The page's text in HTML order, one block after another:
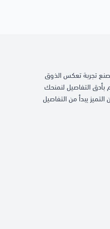
تجربة تعكس الذوق
بأدق التفاصيل لنمنحك
يبدأ من التفاصيل